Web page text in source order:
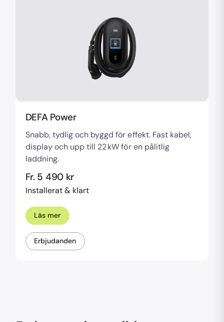
DEFA Power
Snabb, tydlig och byggd för effekt. Fast kabel,
display och upp till 22 kW för en pålitlig
laddning.
Fr. 5 490 kr
Installerat & klart
Läs mer
Erbjudanden